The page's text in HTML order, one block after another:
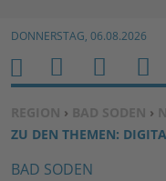
DONNERSTAG, 06.08.2026
SIE BEFINDEN SICH HIER:
REGION › BAD SODEN ›
ZU DEN THEMEN:
BAD SODEN
H
O
M
E
M
E
N
U
S
U
C
B
E
N